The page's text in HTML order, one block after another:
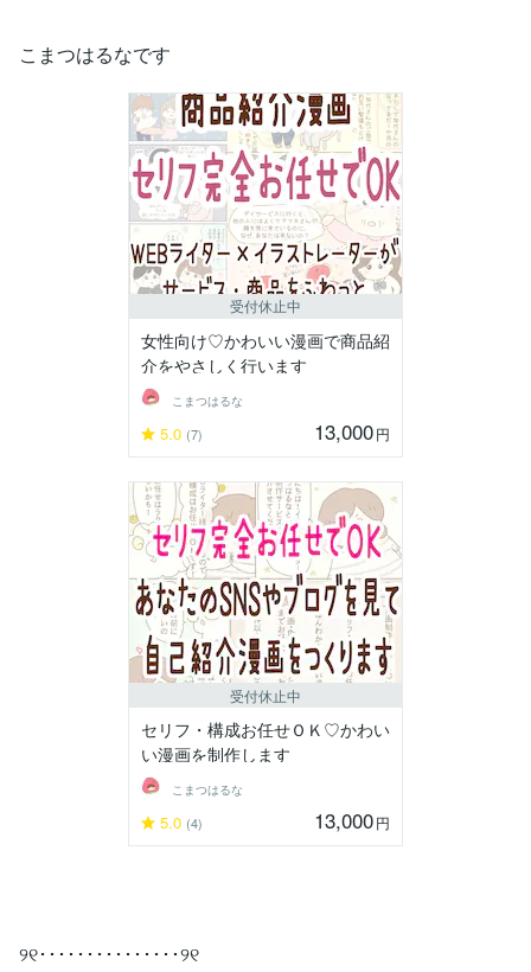
こまつはるなです
受付休止中
女性向け♡かわいい漫画で商品紹
介をやさしく行います
こまつはるな
5.0 (7) 13,000円
受付休止中
セリフ・構成お任せＯＫ♡かわい
い漫画を制作します
こまつはるな
5.0 (4) 13,000円
୨୧･･･････････････୨୧